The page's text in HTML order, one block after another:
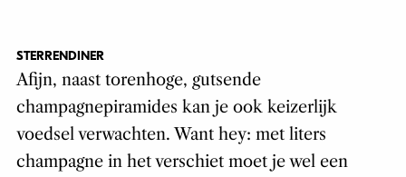
STERRENDINER
Afijn, naast torenhoge, gutsende
champagnepiramides kan je ook keizerlijk
voedsel verwachten. Want hey: met liters
champagne in het verschiet moet je wel een